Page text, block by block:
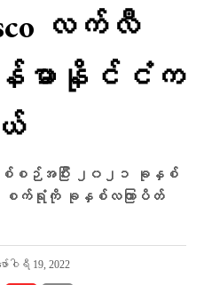
လက်လီ
န်မာနိုင်ငံက
စ်စဉ်အပြီး ၂၀၂၁ ခုနှစ်
း စက်ရုံကို ခုနှစ်လကြာပိတ်
ော်ဝါရီ 19, 2022